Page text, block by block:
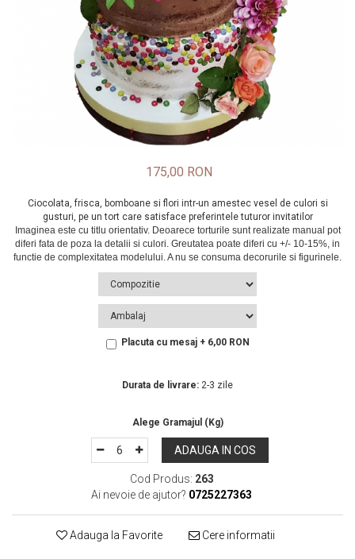
175,00 RON
Ciocolata, frisca, bomboane si flori intr-un amestec vesel de culori si
gusturi, pe un tort care satisface preferintele tuturor invitatilor
Placuta cu mesaj + 6,00 RON
Durata de livrare: 2-3 zile
ADAUGA IN COS
Cod Produs: 263
Ai nevoie de ajutor? 0725227363
Adauga la Favorite Cere informatii